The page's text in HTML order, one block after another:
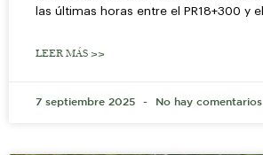
las últimas horas entre el PR18+300 y el
LEER MÁS >>
7 septiembre 2025 No hay comentarios